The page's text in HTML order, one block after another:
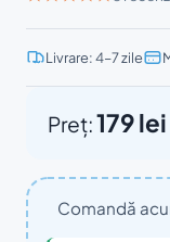
Livrare: 4–7 zile
Preț:179 lei
Comandă